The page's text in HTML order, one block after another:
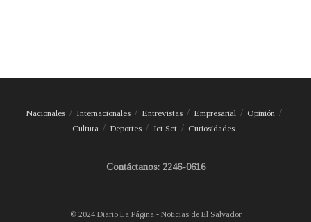
Nacionales Internacionales Entrevistas Empresarial
Opinión
Cultura
Deportes Jet Set Curiosidades
Contáctanos: 2246-0616
© 2024 Diario La Página - Noticias de El Salvador